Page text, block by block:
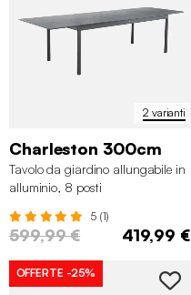
2 varianti
Charleston 300cm
Tavolo da giardino allungabile in
alluminio, 8 posti
5 (1)
599,99 € 419,99 €
OFFERTE -25%